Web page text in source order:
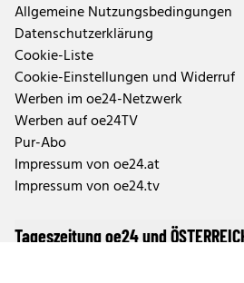
Allgemeine Nutzungsbedingungen
Datenschutzerklärung
Cookie-Liste
Cookie-Einstellungen und Widerruf
Werben im oe24-Netzwerk
Werben auf oe24TV
Pur-Abo
Impressum von oe24.at
Impressum von oe24.tv
Tageszeitung oe24 und